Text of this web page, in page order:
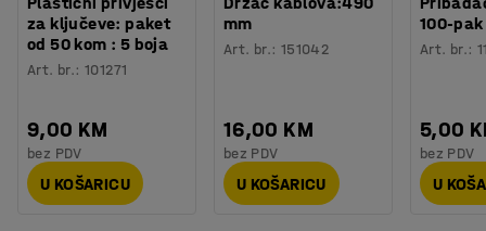
za ključeve: paket
od 50 kom : 5 boja
Art. br.:101271
9,00 KM
bez PDV
U KOŠARICU
mm
Art. br.: 151042
16,00 KM
bez PDV
U KOŠARICU
100-pak
Art. br.:
5,00
bez PDV
U